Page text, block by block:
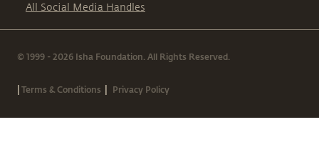
All Social Media Handles
© 1999 - 2026 Isha Foundation. All Rights Reserved.
|Terms & Conditions | Privacy Policy